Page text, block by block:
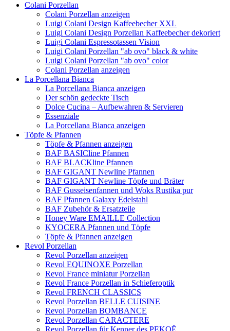
Colani Porzellan
Colani Porzellan anzeigen
Luigi Colani Design Kaffeebecher XXL
Luigi Colani Design Porzellan Kaffeebecher dekoriert
Luigi Colani Espressotassen Vision
Luigi Colani Porzellan "ab ovo" black & white
Luigi Colani Porzellan "ab ovo" color
Colani Porzellan anzeigen
La Porcellana Bianca
La Porcellana Bianca anzeigen
Der schön gedeckte Tisch
Dolce Cucina – Aufbewahren & Servieren
Essenziale
La Porcellana Bianca anzeigen
Töpfe & Pfannen
Töpfe & Pfannen anzeigen
BAF BASICline Pfannen
BAF BLACKline Pfannen
BAF GIGANT Newline Pfannen
BAF GIGANT Newline Töpfe und Bräter
BAF Gusseisenfannen und Woks Rustika pur
BAF Pfannen Galaxy Edelstahl
BAF Zubehör & Ersatzteile
Honey Ware EMAILLE Collection
KYOCERA Pfannen und Töpfe
Töpfe & Pfannen anzeigen
Revol Porzellan
Revol Porzellan anzeigen
Revol EQUINOXE Porzellan
Revol France miniatur Porzellan
Revol France Porzellan in Schieferoptik
Revol FRENCH CLASSICS
Revol Porzellan BELLE CUISINE
Revol Porzellan BOMBANCE
Revol Porzellan CARACTERE
Revol Porzellan für Kenner des PEKOË